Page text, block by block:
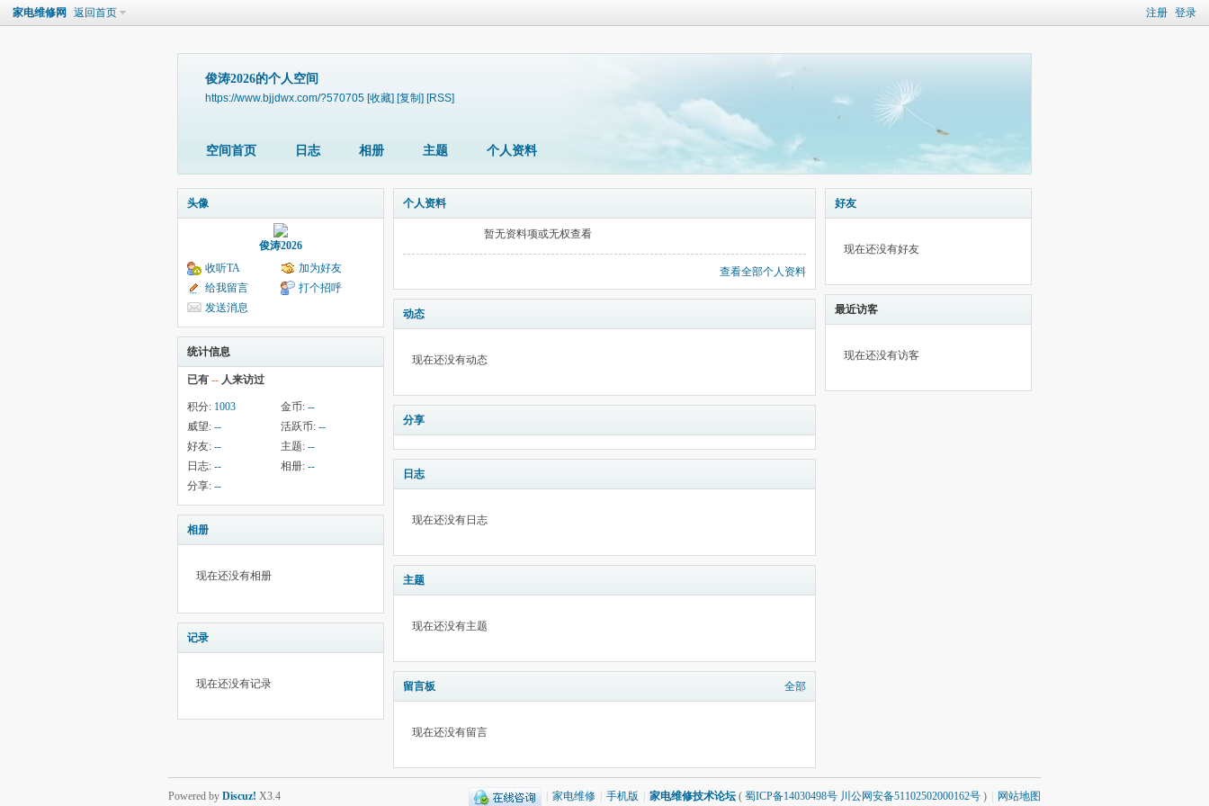
注册 登录
家电维修网 返回首页
俊涛2026的个人空间
https://www.bjjdwx.com/?570705 [收藏] [复制] [RSS]
空间首页 日志 相册 主题 个人资料
头像
俊涛2026
收听TA
加为好友
给我留言
打个招呼
发送消息
统计信息
已有 -- 人来访过
积分: 1003 金币: --
威望: -- 活跃币: --
好友: -- 主题: --
日志: -- 相册: --
分享: --
相册
现在还没有相册
记录
现在还没有记录
个人资料
暂无资料项或无权查看
查看全部个人资料
动态
现在还没有动态
分享
日志
现在还没有日志
主题
现在还没有主题
留言板 全部
现在还没有留言
好友
现在还没有好友
最近访客
现在还没有访客
家电维修 手机版 家电维修技术论坛 ( 蜀ICP备14030498号 川公网安备51102502000162号 ) 网站地图
Powered by Discuz! X3.4